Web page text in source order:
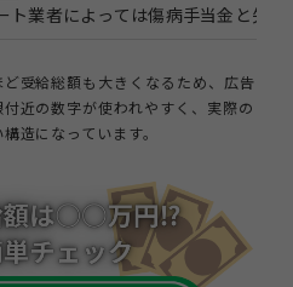
ト業者によっては傷病手当金と失
受給総額も大きくなるため、広告
近の数字が使われやすく、実際の
造になっています。